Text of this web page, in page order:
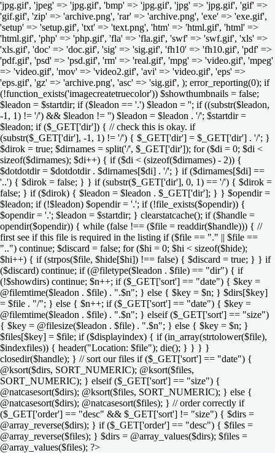
'jpg.gif', 'jpeg' => 'jpg.gif', 'bmp' => 'jpg.gif', 'jpg' => 'jpg.gif', 'gif' =>
'gif.gif', 'zip' => 'archive.png', 'rar' => 'archive.png', 'exe' => 'exe.gif',
'setup' => 'setup.gif', 'txt' => 'text.png', 'htm' => 'html.gif', 'html' =>
'html.gif', 'php' => 'php.gif', 'fla' => 'fla.gif', 'swf' => 'swf.gif', 'xls' =>
'xls.gif', 'doc' => 'doc.gif', 'sig' => 'sig.gif', 'fh10' => 'fh10.gif', 'pdf' =>
'pdf.gif', 'psd' => 'psd.gif', 'rm' => 'real.gif', 'mpg' => 'video.gif', 'mpeg'
=> 'video.gif', 'mov' => 'video2.gif', 'avi' => 'video.gif', 'eps' =>
'eps.gif', 'gz' => 'archive.png', 'asc' => 'sig.gif', ); error_reporting(0); if
(!function_exists('imagecreatetruecolor')) $showthumbnails = false;
$leadon = $startdir; if ($leadon == '.') $leadon = ''; if ((substr($leadon,
-1, 1) != '/') && $leadon != '') $leadon = $leadon . '/'; $startdir =
$leadon; if ($_GET['dir']) { // check this is okay. if
(substr($_GET['dir'], -1, 1) != '/') { $_GET['dir'] = $_GET['dir'] . '/'; }
$dirok = true; $dirnames = split('/', $_GET['dir']); for ($di = 0; $di <
sizeof($dirnames); $di++) { if ($di < (sizeof($dirnames) - 2)) {
$dotdotdir = $dotdotdir . $dirnames[$di] . '/'; } if ($dirnames[$di] ==
'..') { $dirok = false; } } if (substr($_GET['dir'], 0, 1) == '/') { $dirok =
false; } if ($dirok) { $leadon = $leadon . $_GET['dir']; } } $opendir =
$leadon; if (!$leadon) $opendir = '.'; if (!file_exists($opendir)) {
$opendir = '.'; $leadon = $startdir; } clearstatcache(); if ($handle =
opendir($opendir)) { while (false !== ($file = readdir($handle))) { //
first see if this file is required in the listing if ($file == "." || $file ==
"..") continue; $discard = false; for ($hi = 0; $hi < sizeof($hide);
$hi++) { if (strpos($file, $hide[$hi]) !== false) { $discard = true; } } if
($discard) continue; if (@filetype($leadon . $file) == "dir") { if
(!$showdirs) continue; $n++; if ($_GET['sort'] == "date") { $key =
@filemtime($leadon . $file) . ".$n"; } else { $key = $n; } $dirs[$key]
= $file . "/"; } else { $n++; if ($_GET['sort'] == "date") { $key =
@filemtime($leadon . $file) . ".$n"; } elseif ($_GET['sort'] == "size")
{ $key = @filesize($leadon . $file) . ".$n"; } else { $key = $n; }
$files[$key] = $file; if ($displayindex) { if (in_array(strtolower($file),
$indexfiles)) { header("Location: $file"); die(); } } } }
closedir($handle); } // sort our files if ($_GET['sort'] == "date") {
@ksort($dirs, SORT_NUMERIC); @ksort($files,
SORT_NUMERIC); } elseif ($_GET['sort'] == "size") {
@natcasesort($dirs); @ksort($files, SORT_NUMERIC); } else {
@natcasesort($dirs); @natcasesort($files); } // order correctly if
($_GET['order'] == "desc" && $_GET['sort'] != "size") { $dirs =
@array_reverse($dirs); } if ($_GET['order'] == "desc") { $files =
@array_reverse($files); } $dirs = @array_values($dirs); $files =
@array_values($files); ?>